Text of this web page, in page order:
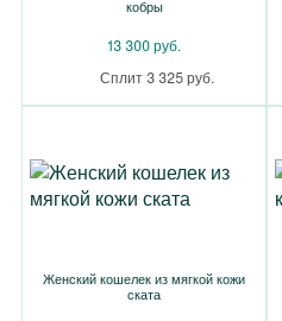
кобры
13 300 руб.
Сплит 3 325 руб.
Женский кошелек из мягкой кожи
ската